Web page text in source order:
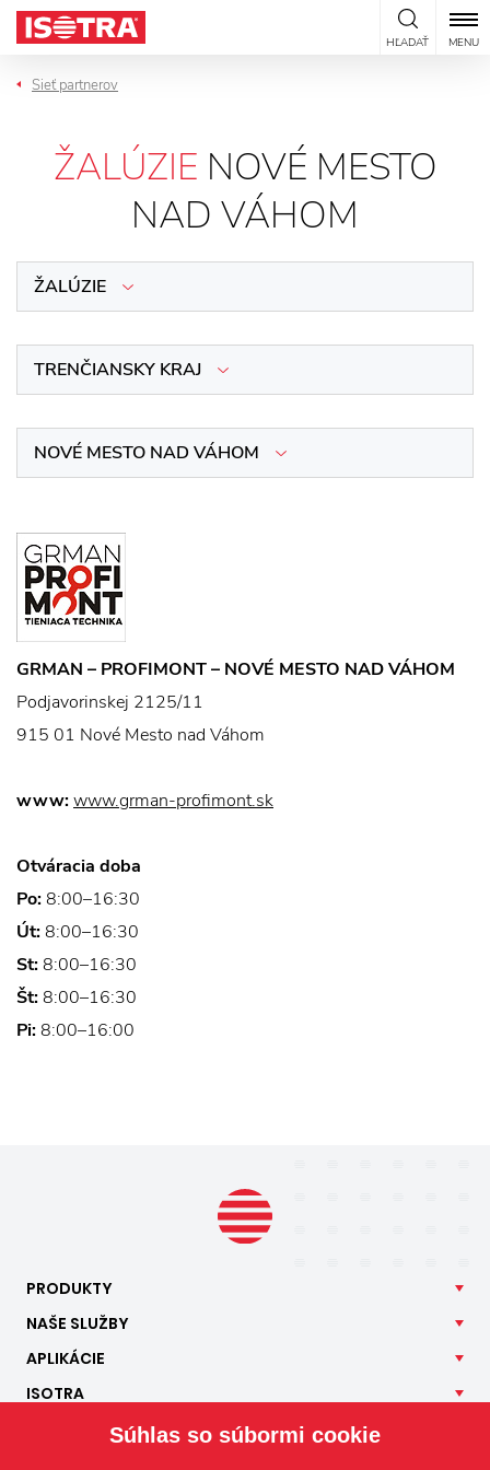
Preskočiť na obsah
HĽADAŤ MENU
Sieť partnerov
ŽALÚZIE NOVÉ MESTO
NAD VÁHOM
ŽALÚZIE
TRENČIANSKY KRAJ
NOVÉ MESTO NAD VÁHOM
GRMAN – PROFIMONT – NOVÉ MESTO NAD VÁHOM
Podjavorinskej 2125/11
915 01 Nové Mesto nad Váhom
www:www.grman-profimont.sk
Otváracia doba
Po:8:00–16:30
Út:8:00–16:30
St:8:00–16:30
Št:8:00–16:30
Pi:8:00–16:00
PRODUKTY
NAŠE SLUŽBY
APLIKÁCIE
ISOTRA
Súhlas so súbormi cookie